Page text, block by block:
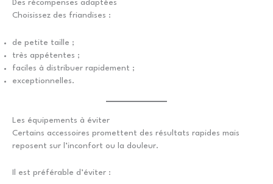
Des récompenses adaptées
Choisissez des friandises :
de petite taille ;
très appétentes ;
faciles à distribuer rapidement ;
exceptionnelles.
Les équipements à éviter
Certains accessoires promettent des résultats rapides mais
reposent sur l’inconfort ou la douleur.
Il est préférable d’éviter :